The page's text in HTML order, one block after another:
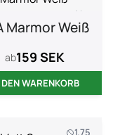
1 kg
Marmor Weiß
ab159 SEK
WARENKORB
1.75